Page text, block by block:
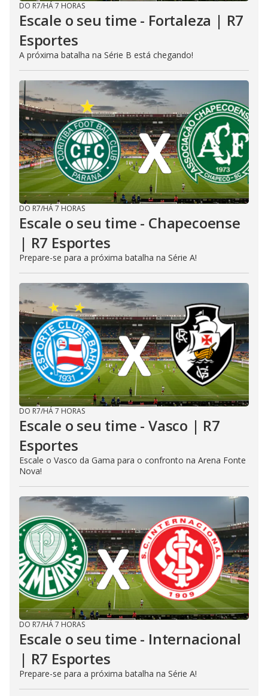
DO R7/HÁ 7 HORAS
Escale o seu time - Fortaleza | R7
Esportes
A próxima batalha na Série B está chegando!
DO R7/HÁ 7 HORAS
Escale o seu time - Chapecoense
| R7 Esportes
Prepare-se para a próxima batalha na Série A!
DO R7/HÁ 7 HORAS
Escale o seu time - Vasco | R7
Esportes
Escale o Vasco da Gama para o confronto na Arena Fonte
Nova!
DO R7/HÁ 7 HORAS
Escale o seu time - Internacional
| R7 Esportes
Prepare-se para a próxima batalha na Série A!